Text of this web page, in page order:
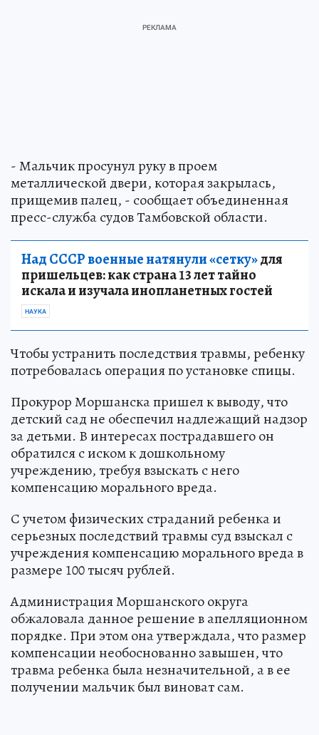
- Мальчик просунул руку в проем
металлической двери, которая закрылась,
прищемив палец, - сообщает объединенная
пресс-служба судов Тамбовской области.
Над СССР военные натянули «сетку»для
пришельцев: как страна 13 лет тайно
искала и изучала инопланетных гостей
НАУКА
Чтобы устранить последствия травмы, ребенку
потребовалась операция по установке спицы.
Прокурор Моршанска пришел к выводу, что
детский сад не обеспечил надлежащий надзор
за детьми. В интересах пострадавшего он
обратился с иском к дошкольному
учреждению, требуя взыскать с него
компенсацию морального вреда.
С учетом физических страданий ребенка и
серьезных последствий травмы суд взыскал с
учреждения компенсацию морального вреда в
размере 100 тысяч рублей.
Администрация Моршанского округа
обжаловала данное решение в апелляционном
порядке. При этом она утверждала, что размер
компенсации необоснованно завышен, что
травма ребенка была незначительной, а в ее
получении мальчик был виноват сам.